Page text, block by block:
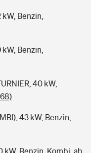
Benzin,
Benzin,
40 kW,
43 kW, Benzin,
kW, Benzin, Kombi, ab